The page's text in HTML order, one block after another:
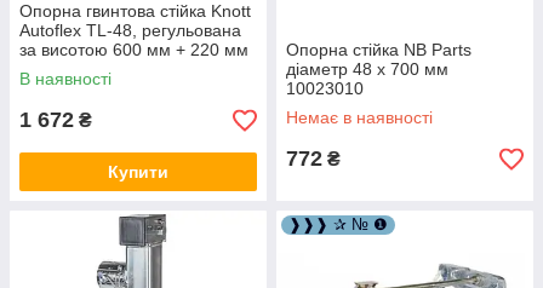
Опорна гвинтова стійка Knott
Autoflex TL-48, регульована
за висотою 600 мм + 220 мм
150 кг XS-030
В наявності
1 672 ₴
Купити
Опорна стійка NB Parts
діаметр 48 х 700 мм
10023010
Немає в наявності
772 ₴
❱❱❱ ✰ № ❶